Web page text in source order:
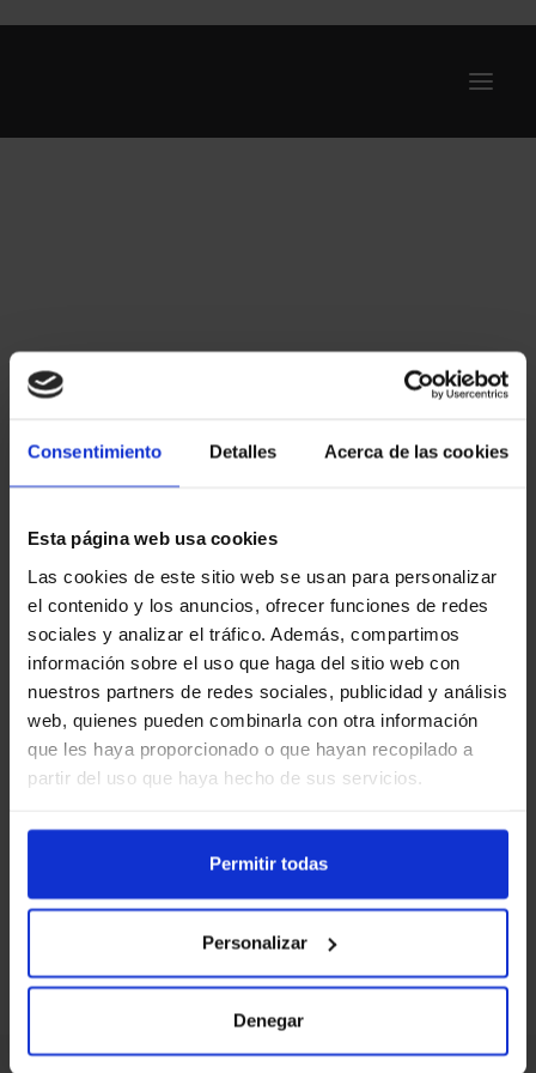
Consentimiento Detalles Acerca de las cookies
Esta página web usa cookies
Las cookies de este sitio web se usan para personalizar
el contenido y los anuncios, ofrecer funciones de redes
sociales y analizar el tráfico. Además, compartimos
información sobre el uso que haga del sitio web con
nuestros partners de redes sociales, publicidad y análisis
web, quienes pueden combinarla con otra información
que les haya proporcionado o que hayan recopilado a
partir del uso que haya hecho de sus servicios.
Permitir todas
Personalizar
Denegar
Renting
Compañías
Motorola G15 4G 128GB
Fibra 500Mb
Móvil 200GB
Permanencia 24 meses
Disponible en Gris y Verde
tu número móvil